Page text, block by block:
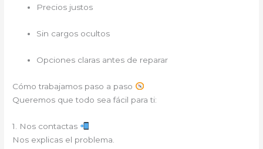
Precios justos
Sin cargos ocultos
Opciones claras antes de reparar
Cómo trabajamos paso a paso
Queremos que todo sea fácil para ti:
1. Nos contactas
Nos explicas el problema.